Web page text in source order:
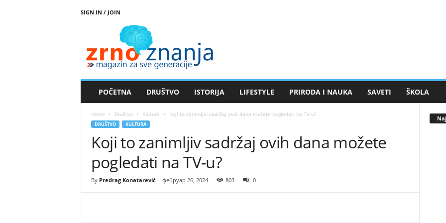
SIGN IN / JOIN
POČETNA DRUŠTVO ISTORIJA LIFESTYLE PRIRODA I NAUKA SAVETI ŠKOLA
Home Društvo Kultura Koji to zanimljiv sadržaj ovih dana možete pogledati na TV-u?
DRUŠTVO KULTURA
Koji to zanimljiv sadržaj ovih dana možete
pogledati na TV-u?
By Predrag Konatarević- фебруар 26, 2024 803 0